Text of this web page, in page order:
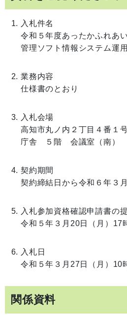
入札件名
令和５年度あったかふれあ
管理ソフト情報システム運
業務内容
仕様書のとおり
入札会場
高知市丸ノ内２丁目４番１
庁舎 ５階 会議室（南）
契約期間
契約締結日から令和６年３
入札参加資格確認申請書の
令和５年３月20日（月）17
入札日
令和５年３月27日（月）10
関係資料